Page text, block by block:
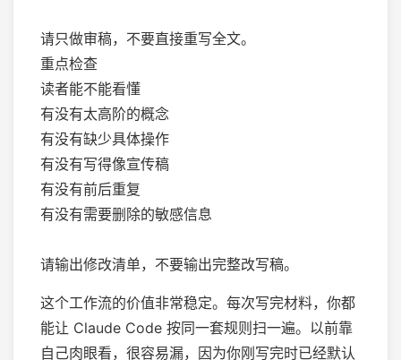
请只做审稿，不要直接重写全文。
重点检查
读者能不能看懂
有没有太高阶的概念
有没有缺少具体操作
有没有写得像宣传稿
有没有前后重复
有没有需要删除的敏感信息
请输出修改清单，不要输出完整改写稿。
这个工作流的价值非常稳定。每次写完材料，你都
能让 Claude Code 按同一套规则扫一遍。以前靠
自己肉眼看，很容易漏，因为你刚写完时已经默认